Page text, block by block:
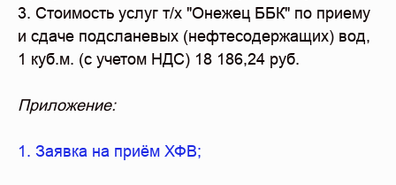
3. Стоимость услуг т/х "Онежец ББК" по приему
и сдаче подсланевых (нефтесодержащих) вод,
1 куб.м. (с учетом НДС) 18 186,24 руб.
Приложение:
1. Заявка на приём ХФВ;